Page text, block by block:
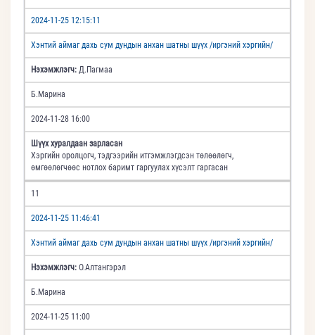
2024-11-25 12:15:11
Хэнтий аймаг дахь сум дундын анхан шатны шүүх /иргэний хэргийн/
Нэхэмжлэгч: Д.Пагмаа
Б.Марина
2024-11-28 16:00
Шүүх хуралдаан зарласан
Хэргийн оролцогч, тэдгээрийн итгэмжлэгдсэн төлөөлөгч,
өмгөөлөгчөөс нотлох баримт гаргуулах хүсэлт гаргасан
11
2024-11-25 11:46:41
Хэнтий аймаг дахь сум дундын анхан шатны шүүх /иргэний хэргийн/
Нэхэмжлэгч: О.Алтангэрэл
Б.Марина
2024-11-25 11:00